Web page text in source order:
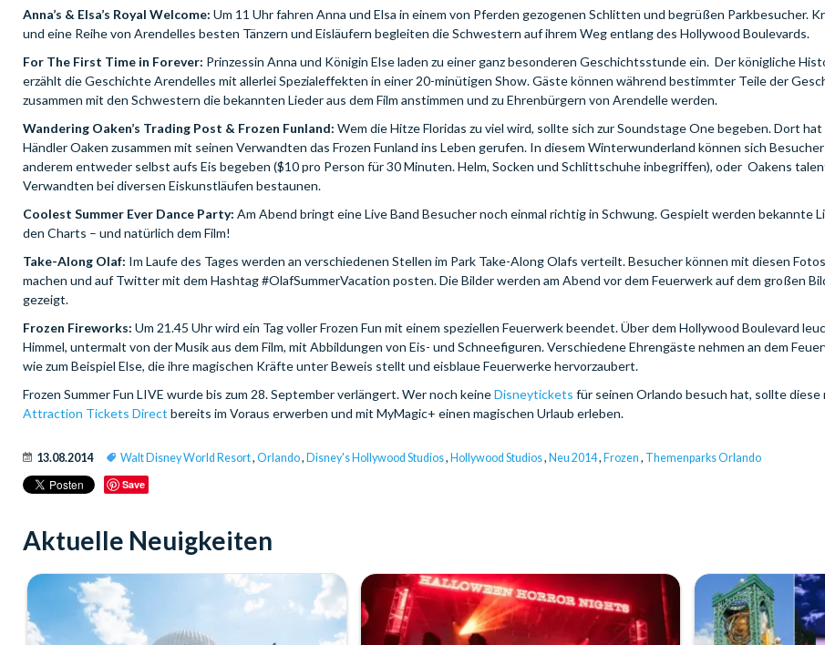
Anna’s & Elsa’s Royal Welcome: Um 11 Uhr fahren Anna und Elsa in einem von Pferden gezogenen Schlitten und begrüßen Parkbesucher.
und eine Reihe von Arendelles besten Tänzern und Eisläufern begleiten die Schwestern auf ihrem Weg entlang des Hollywood Boulevards.
For The First Time in Forever: Prinzessin Anna und Königin Else laden zu einer ganz besonderen Geschichtsstunde ein. Der königliche
erzählt die Geschichte Arendelles mit allerlei Spezialeffekten in einer 20-minütigen Show. Gäste können während bestimmter Teile der
zusammen mit den Schwestern die bekannten Lieder aus dem Film anstimmen und zu Ehrenbürgern von Arendelle werden.
Wandering Oaken’s Trading Post & Frozen Funland: Wem die Hitze Floridas zu viel wird, sollte sich zur Soundstage One begeben. Dort
Händler Oaken zusammen mit seinen Verwandten das Frozen Funland ins Leben gerufen. In diesem Winterwunderland können sich
anderem entweder selbst aufs Eis begeben ($10 pro Person für 30 Minuten. Helm, Socken und Schlittschuhe inbegriffen), oder Oakens
Verwandten bei diversen Eiskunstläufen bestaunen.
Coolest Summer Ever Dance Party: Am Abend bringt eine Live Band Besucher noch einmal richtig in Schwung. Gespielt werden bekannte
den Charts – und natürlich dem Film!
Take-Along Olaf: Im Laufe des Tages werden an verschiedenen Stellen im Park Take-Along Olafs verteilt. Besucher können mit diesen
machen und auf Twitter mit dem Hashtag #OlafSummerVacation posten. Die Bilder werden am Abend vor dem Feuerwerk auf dem großen
gezeigt.
Frozen Fireworks: Um 21.45 Uhr wird ein Tag voller Frozen Fun mit einem speziellen Feuerwerk beendet. Über dem Hollywood Boulevard
Himmel, untermalt von der Musik aus dem Film, mit Abbildungen von Eis- und Schneefiguren. Verschiedene Ehrengäste nehmen an dem
wie zum Beispiel Else, die ihre magischen Kräfte unter Beweis stellt und eisblaue Feuerwerke hervorzaubert.
Frozen Summer Fun LIVE wurde bis zum 28. September verlängert. Wer noch keineDisneytickets für seinen Orlando besuch hat, sollte diese
Attraction Tickets Direct bereits im Voraus erwerben und mit MyMagic+ einen magischen Urlaub erleben.
13.08.2014 Walt Disney World Resort, Orlando, Disney's Hollywood Studios, Hollywood Studios, Neu 2014, Frozen , Themenparks Orlando
Save
Aktuelle Neuigkeiten